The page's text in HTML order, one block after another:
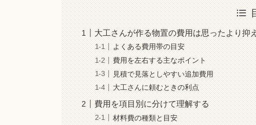
大工さんが作る物置の費用は思ったより抑
よくある費用帯の目安
費用を左右する主なポイント
見積で見落としやすい追加費用
大工さんに頼むときの利点
費用を項目別に分けて理解する
材料費の種類と目安